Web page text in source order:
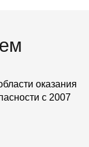
оказания
с 2007